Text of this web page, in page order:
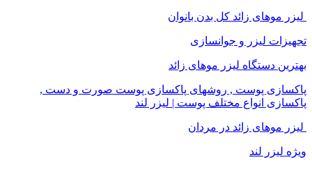
لیزر موهای زائد کل بدن بانوان
تجهیزات لیزر و جوانسازی
بهترین دستگاه لیزر موهای زائد
پاکسازی پوست , روشهای پاکسازی پوست صورت و دست ,
پاکسازی انواع مختلف پوست | لیزر لند
لیزر موهای زائد در مردان
ویژه لیزر لند